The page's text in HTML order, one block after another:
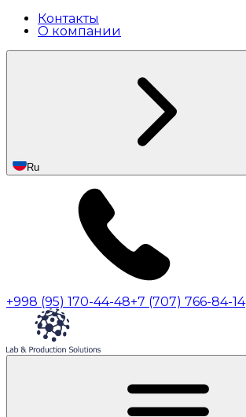
Контакты
О компании
Ru
+998 (95) 170-44-48+7 (707) 766-84-14